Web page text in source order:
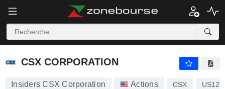
CSX CORPORATION
CSX CORPORATION
Insiders CSX Corporation Actions CSX